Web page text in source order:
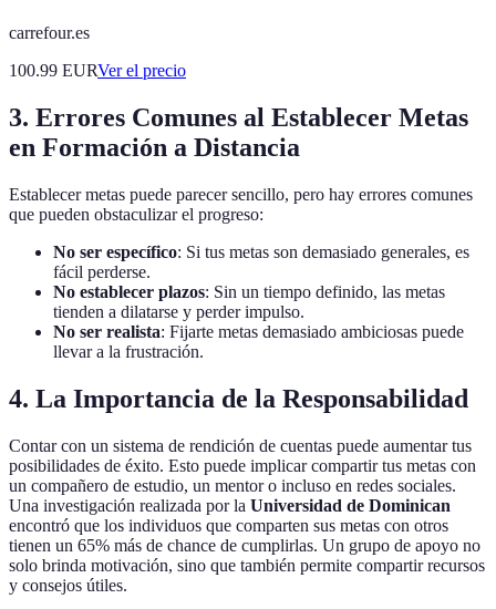
carrefour.es
100.99 EURVer el precio
3. Errores Comunes al Establecer Metas
en Formación a Distancia
Establecer metas puede parecer sencillo, pero hay errores comunes
que pueden obstaculizar el progreso:
No ser específico: Si tus metas son demasiado generales, es
fácil perderse.
No establecer plazos: Sin un tiempo definido, las metas
tienden a dilatarse y perder impulso.
No ser realista: Fijarte metas demasiado ambiciosas puede
llevar a la frustración.
4. La Importancia de la Responsabilidad
Contar con un sistema de rendición de cuentas puede aumentar tus
posibilidades de éxito. Esto puede implicar compartir tus metas con
un compañero de estudio, un mentor o incluso en redes sociales.
Una investigación realizada por la Universidad de Dominican
encontró que los individuos que comparten sus metas con otros
tienen un 65% más de chance de cumplirlas. Un grupo de apoyo no
solo brinda motivación, sino que también permite compartir recursos
y consejos útiles.